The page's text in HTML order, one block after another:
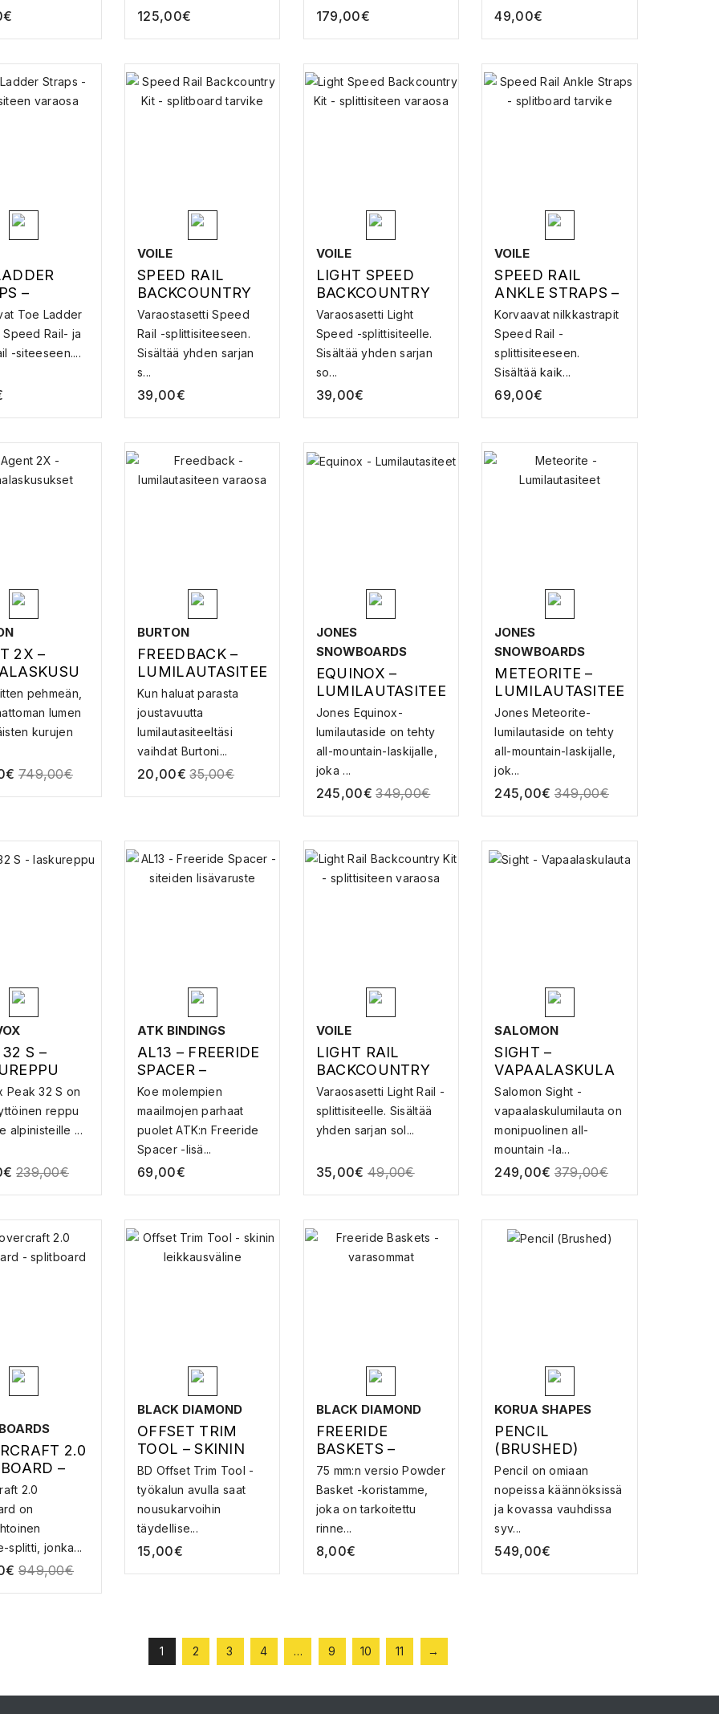
€ 125,00€ 179,00€ 49,00€
–
Toe Ladder
Speed Rail- ja
-siteeseen....
VOILE
SPEED RAIL
BACKCOUNTRY
KIT –
SPLITBOARD
TARVIKE
Varaostasetti Speed
Rail -splittisiteeseen.
Sisältää yhden sarjan
s...
39,00€
VOILE
LIGHT SPEED
BACKCOUNTRY
KIT –
SPLITTISITEEN
VARAOSA
Varaosasetti Light
Speed -splittisiteelle.
Sisältää yhden sarjan
so...
39,00€
VOILE
SPEED RAIL
ANKLE STRAPS –
SPLITBOARD
TARVIKE
Korvaavat nilkkastrapit
Speed Rail -
splittisiteeseen.
Sisältää kaik...
69,00€
2X –
pehmeän,
lumen
kurujen
€ 749,00€
BURTON
FREEDBACK –
LUMILAUTASITEE
N VARAOSA
Kun haluat parasta
joustavuutta
lumilautasiteeltäsi
vaihdat Burtoni...
20,00€ 35,00€
JONES
SNOWBOARDS
EQUINOX –
LUMILAUTASITEE
T
Jones Equinox-
lumilautaside on tehty
all-mountain-laskijalle,
joka ...
245,00€ 349,00€
JONES
SNOWBOARDS
METEORITE –
LUMILAUTASITEE
T
Jones Meteorite-
lumilautaside on tehty
all-mountain-laskijalle,
jok...
245,00€ 349,00€
32 S –
Peak 32 S on
reppu
alpinisteille ...
€ 239,00€
ATK BINDINGS
AL13 – FREERIDE
SPACER –
SITEIDEN
LISÄVARUSTE
Koe molempien
maailmojen parhaat
puolet ATK:n Freeride
Spacer -lisä...
69,00€
VOILE
LIGHT RAIL
BACKCOUNTRY
KIT –
SPLITTISITEEN
VARAOSA
Varaosasetti Light Rail -
splittisiteelle. Sisältää
yhden sarjan sol...
35,00€ 49,00€
SALOMON
SIGHT –
VAPAALASKULA
UTA
Salomon Sight -
vapaalaskulumilauta on
monipuolinen all-
mountain -la...
249,00€ 379,00€
2.0
–
2.0
on
splitti, jonka...
€ 949,00€
BLACK DIAMOND
OFFSET TRIM
TOOL – SKININ
LEIKKAUSVÄLINE
BD Offset Trim Tool -
työkalun avulla saat
nousukarvoihin
täydellise...
15,00€
BLACK DIAMOND
FREERIDE
BASKETS –
VARASOMMAT
75 mm:n versio Powder
Basket -koristamme,
joka on tarkoitettu
rinne...
8,00€
KORUA SHAPES
PENCIL
(BRUSHED)
Pencil on omiaan
nopeissa käännöksissä
ja kovassa vauhdissa
syv...
549,00€
1 2 3 4 … 9 10 11 →